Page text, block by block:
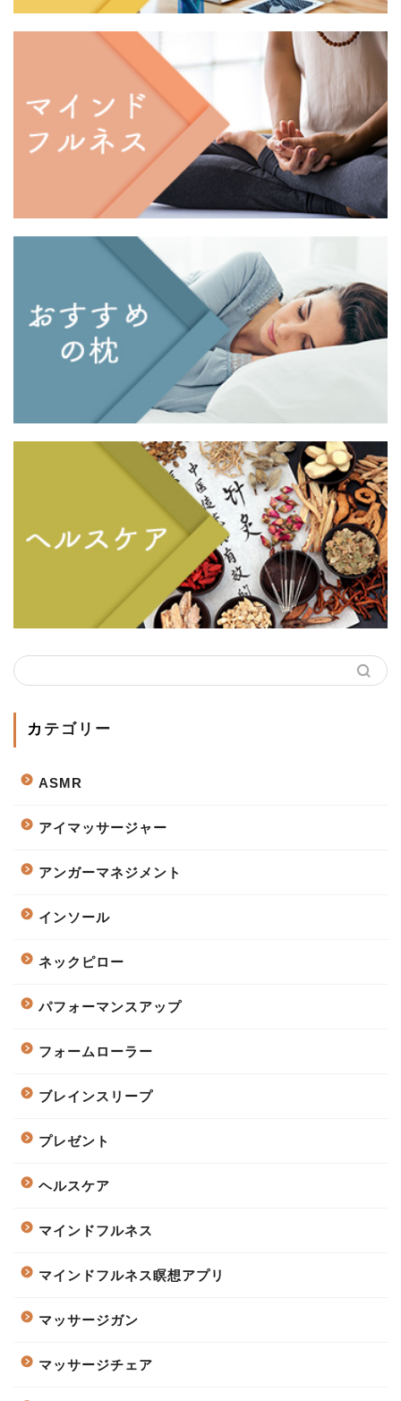
カテゴリー
ASMR
アイマッサージャー
アンガーマネジメント
インソール
ネックピロー
パフォーマンスアップ
フォームローラー
ブレインスリープ
プレゼント
ヘルスケア
マインドフルネス
マインドフルネス瞑想アプリ
マッサージガン
マッサージチェア